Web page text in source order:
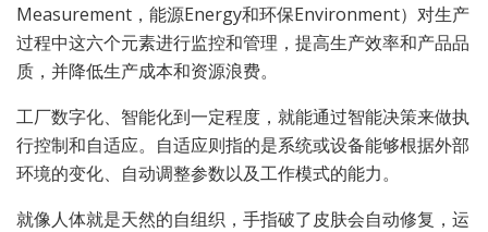
Measurement，能源Energy和环保Environment）对生产
过程中这六个元素进行监控和管理，提高生产效率和产品品
质，并降低生产成本和资源浪费。
工厂数字化、智能化到一定程度，就能通过智能决策来做执
行控制和自适应。自适应则指的是系统或设备能够根据外部
环境的变化、自动调整参数以及工作模式的能力。
就像人体就是天然的自组织，手指破了皮肤会自动修复，运